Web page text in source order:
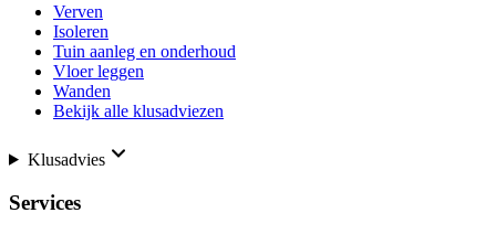
Verven
Isoleren
Tuin aanleg en onderhoud
Vloer leggen
Wanden
Bekijk alle klusadviezen
Klusadvies
Services